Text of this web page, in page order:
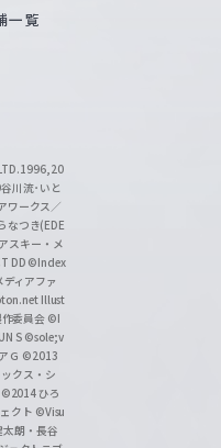
一覧
川流･いと
ワークス／
なつき(EDE
スキー・メ
DD ©Index
ィアファ
Illust
委員会 ©I
S ©sole;v
Ｇ ©2013
クス・シ
©2014 ひろ
クト ©Visu
朗・長谷